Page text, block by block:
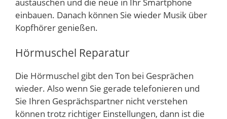
einbauen. Danach können Sie wieder Musik über
Kopfhörer genießen.
Hörmuschel Reparatur
Die Hörmuschel gibt den Ton bei Gesprächen
wieder. Also wenn Sie gerade telefonieren und
Sie Ihren Gesprächspartner nicht verstehen
können trotz richtiger Einstellungen, dann ist die